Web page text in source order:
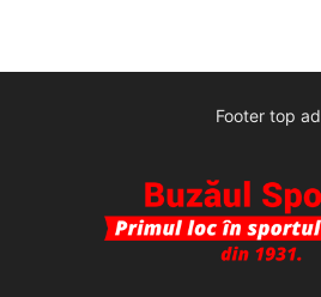
Footer top ad